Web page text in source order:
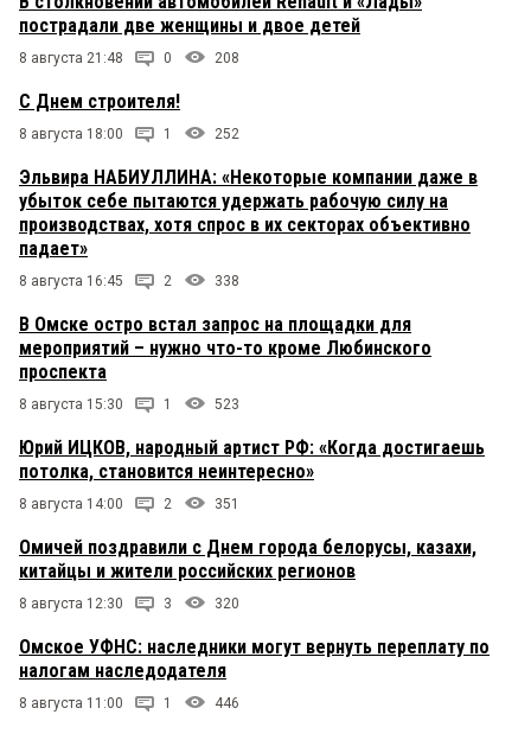
пострадали две женщины и двое детей
8 августа 21:48 0 208
С Днем строителя!
8 августа 18:00 1 252
Эльвира НАБИУЛЛИНА: «Некоторые компании даже в
убыток себе пытаются удержать рабочую силу на
производствах, хотя спрос в их секторах объективно
падает»
8 августа 16:45 2 338
В Омске остро встал запрос на площадки для
мероприятий – нужно что-то кроме Любинского
проспекта
8 августа 15:30 1 523
Юрий ИЦКОВ, народный артист РФ: «Когда достигаешь
потолка, становится неинтересно»
8 августа 14:00 2 351
Омичей поздравили с Днем города белорусы, казахи,
китайцы и жители российских регионов
8 августа 12:30 3 320
Омское УФНС: наследники могут вернуть переплату по
налогам наследодателя
8 августа 11:00 1 446